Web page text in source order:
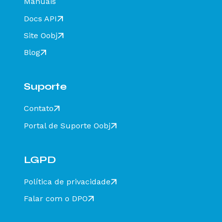
DF-e Client
Como configurar aba SAT/MF-e do DF-e Client
Como configurar a Integração HTTP do DF-e
Como configurar a vinculação SAT/MFE no
Responsável Técnico no DF-e Client
Como configurar impressão via obsCont no DF-
e Client?
Como atualizar a versão do Java do serviço
para conexão segura com o Data Center Oobj?
Client?
Docs API
Site Oobj
Blog
Suporte
Contato
Portal de Suporte Oobj
LGPD
Política de privacidade
Falar com o DPO